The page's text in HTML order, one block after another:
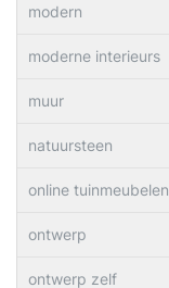
modern
moderne interieurs
muur
natuursteen
online tuinmeubelen
ontwerp
ontwerp zelf